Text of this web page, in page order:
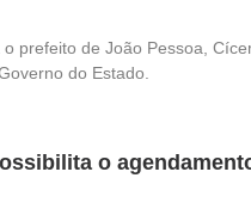
prefeito de João Pessoa,
do Estado.
o